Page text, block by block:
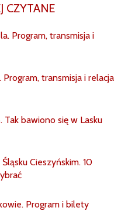
CZYTANE
Program, transmisja i
transmisja i relacja
Tak bawiono się w Lasku
Cieszyńskim. 10
Program i bilety